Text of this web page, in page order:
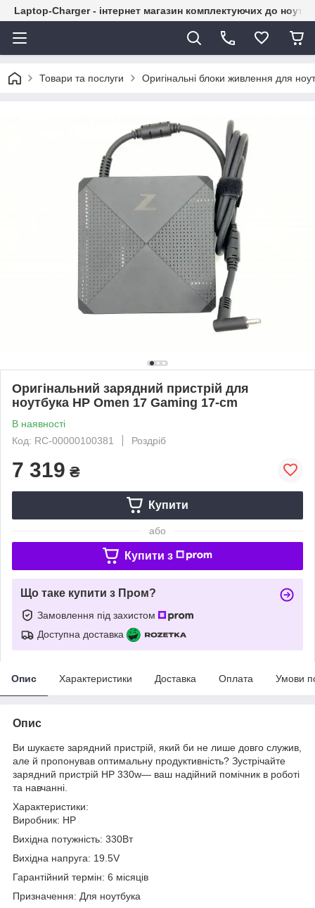
Laptop-Charger - інтернет магазин комплектуючих до
Товари та послуги Оригінальні блоки живлення для
Оригінальний зарядний пристрій для
ноутбука HP Omen 17 Gaming 17-cm
В наявності
Код: RC-00000100381
Роздріб
7 319 ₴
Купити
або
Купити з
Що таке купити з Пром?
Замовлення під захистом
Доступна доставка
Опис Характеристики Доставка Оплата Умови
Опис
Ви шукаєте зарядний пристрій, який би не лише довго служив,
але й пропонував оптимальну продуктивність? Зустрічайте
зарядний пристрій HP 330w— ваш надійний помічник в роботі
та навчанні.
Характеристики:
Виробник: HP
Вихідна потужність: 330Вт
Вихідна напруга: 19.5V
Гарантійний термін: 6 місяців
Призначення: Для ноутбука